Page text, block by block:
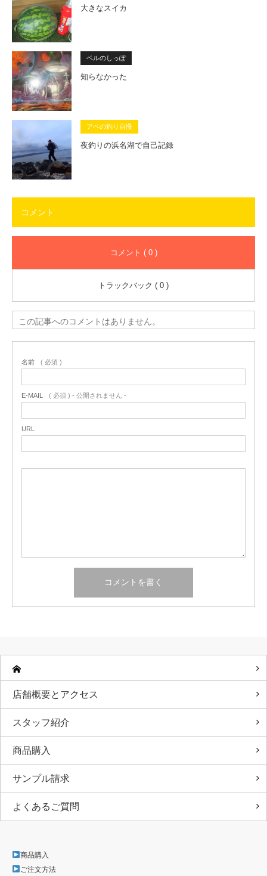
大きなスイカ
ベルのしっぽ
知らなかった
アベの釣り自慢
夜釣りの浜名湖で自己記録
コメント
コメント ( 0 )
トラックバック ( 0 )
この記事へのコメントはありません。
名前 ( 必須 )
E-MAIL ( 必須 ) - 公開されません -
URL
店舗概要とアクセス
スタッフ紹介
商品購入
サンプル請求
よくあるご質問
商品購入
ご注文方法